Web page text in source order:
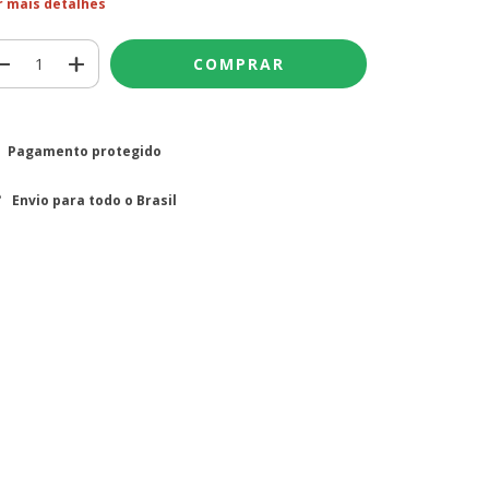
mais detalhes
Pagamento protegido
Envio para todo o Brasil